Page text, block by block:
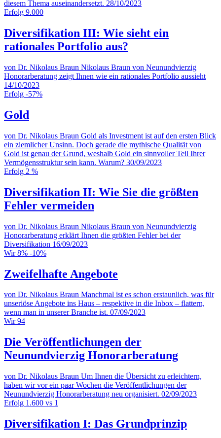
diesem Thema auseinandersetzt. 28/10/2023
Erfolg 9.000
Diversifikation III: Wie sieht ein
rationales Portfolio aus?
von Dr. Nikolaus Braun Nikolaus Braun von Neunundvierzig
Honorarberatung zeigt Ihnen wie ein rationales Portfolio aussieht
14/10/2023
Erfolg -57%
Gold
von Dr. Nikolaus Braun Gold als Investment ist auf den ersten Blick
ein ziemlicher Unsinn. Doch gerade die mythische Qualität von
Gold ist genau der Grund, weshalb Gold ein sinnvoller Teil Ihrer
Vermögensstruktur sein kann. Warum? 30/09/2023
Erfolg 2 %
Diversifikation II: Wie Sie die größten
Fehler vermeiden
von Dr. Nikolaus Braun Nikolaus Braun von Neunundvierzig
Honorarberatung erklärt Ihnen die größten Fehler bei der
Diversifikation 16/09/2023
Wir 8% -10%
Zweifelhafte Angebote
von Dr. Nikolaus Braun Manchmal ist es schon erstaunlich, was für
unseriöse Angebote ins Haus – respektive in die Inbox – flattern,
wenn man in unserer Branche ist. 07/09/2023
Wir 94
Die Veröffentlichungen der
Neunundvierzig Honorarberatung
von Dr. Nikolaus Braun Um Ihnen die Übersicht zu erleichtern,
haben wir vor ein paar Wochen die Veröffentlichungen der
Neunundvierzig Honorarberatung neu organisiert. 02/09/2023
Erfolg 1.600 vs 1
Diversifikation I: Das Grundprinzip